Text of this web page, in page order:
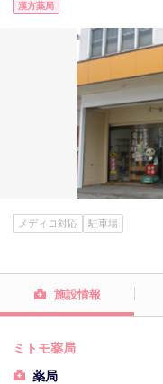
漢方薬局
メディコ対応 駐車場
施設情報
ミトモ薬局
薬局